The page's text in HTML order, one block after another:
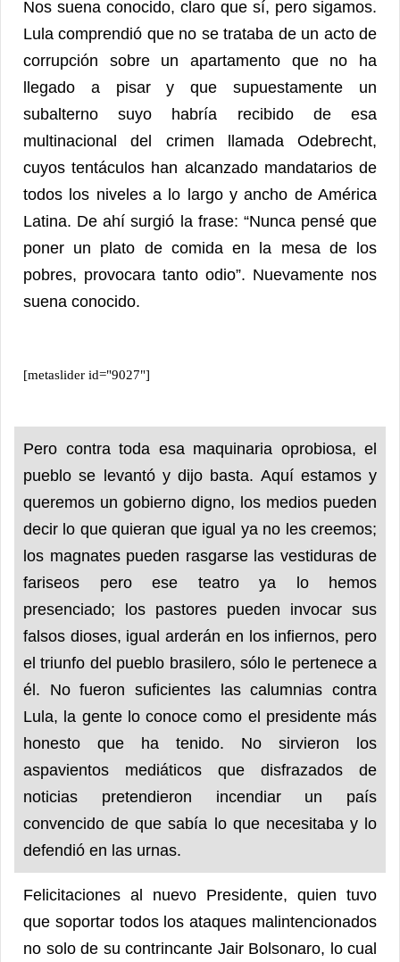
Nos suena conocido, claro que sí, pero sigamos.
Lula comprendió que no se trataba de un acto de
corrupción sobre un apartamento que no ha
llegado a pisar y que supuestamente un
subalterno suyo habría recibido de esa
multinacional del crimen llamada Odebrecht,
cuyos tentáculos han alcanzado mandatarios de
todos los niveles a lo largo y ancho de América
Latina. De ahí surgió la frase: “Nunca pensé que
poner un plato de comida en la mesa de los
pobres, provocara tanto odio”. Nuevamente nos
suena conocido.
[metaslider id="9027"]
Pero contra toda esa maquinaria oprobiosa, el
pueblo se levantó y dijo basta. Aquí estamos y
queremos un gobierno digno, los medios pueden
decir lo que quieran que igual ya no les creemos;
los magnates pueden rasgarse las vestiduras de
fariseos pero ese teatro ya lo hemos
presenciado; los pastores pueden invocar sus
falsos dioses, igual arderán en los infiernos, pero
el triunfo del pueblo brasilero, sólo le pertenece a
él. No fueron suficientes las calumnias contra
Lula, la gente lo conoce como el presidente más
honesto que ha tenido. No sirvieron los
aspavientos mediáticos que disfrazados de
noticias pretendieron incendiar un país
convencido de que sabía lo que necesitaba y lo
defendió en las urnas.
Felicitaciones al nuevo Presidente, quien tuvo
que soportar todos los ataques malintencionados
no solo de su contrincante Jair Bolsonaro, lo cual